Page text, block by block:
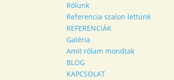
Rólunk
Referencia szalon lettünk
REFERENCIÁK
Galéria
Amit rólam mondtak
BLOG
KAPCSOLAT